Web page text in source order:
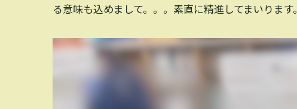
る意味も込めまして。。。素直に精進してまいります。